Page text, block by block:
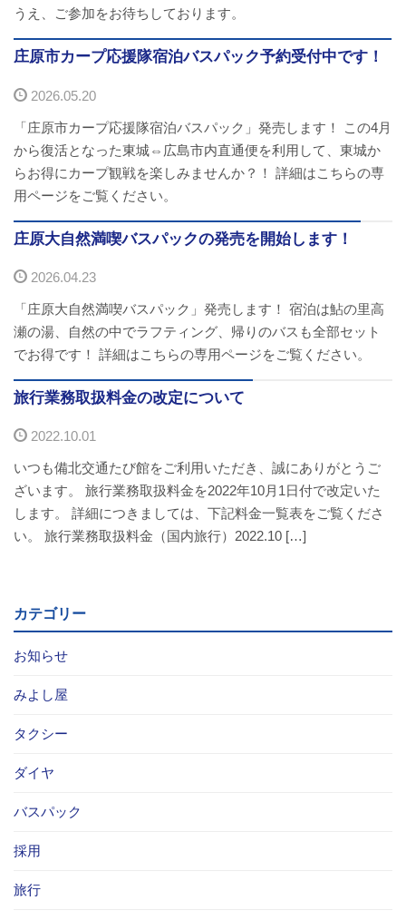
貸切バス・旅行業
三次市交通観光センター
企業情報
会社概要
企業情報
備北交通の歴史（アルバム）
リンク
お問い合わせ
閉じる
うえ、ご参加をお待ちしております。
庄原市カープ応援隊宿泊バスパック予約受付中です！
2026.05.20
「庄原市カープ応援隊宿泊バスパック」発売します！ この4月
から復活となった東城⇔広島市内直通便を利用して、東城か
らお得にカープ観戦を楽しみませんか？！ 詳細はこちらの専
用ページをご覧ください。
庄原大自然満喫バスパックの発売を開始します！
2026.04.23
「庄原大自然満喫バスパック」発売します！ 宿泊は鮎の里高
瀬の湯、自然の中でラフティング、帰りのバスも全部セット
でお得です！ 詳細はこちらの専用ページをご覧ください。
旅行業務取扱料金の改定について
2022.10.01
いつも備北交通たび館をご利用いただき、誠にありがとうご
ざいます。 旅行業務取扱料金を2022年10月1日付で改定いた
します。 詳細につきましては、下記料金一覧表をご覧くださ
い。 旅行業務取扱料金（国内旅行）2022.10 […]
カテゴリー
お知らせ
みよし屋
タクシー
ダイヤ
バスパック
採用
旅行